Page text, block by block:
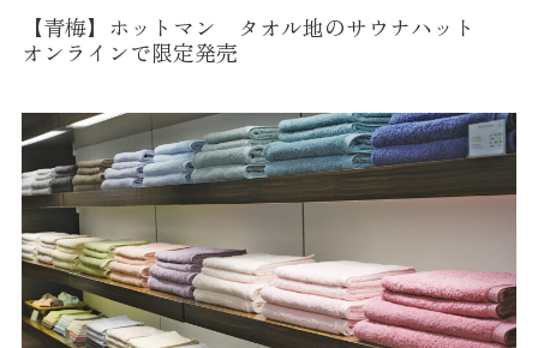
【青梅】ホットマン タオル地のサウナハット
オンラインで限定発売